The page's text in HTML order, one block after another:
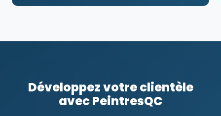
Développez votre clientèle
avec PeintresQC